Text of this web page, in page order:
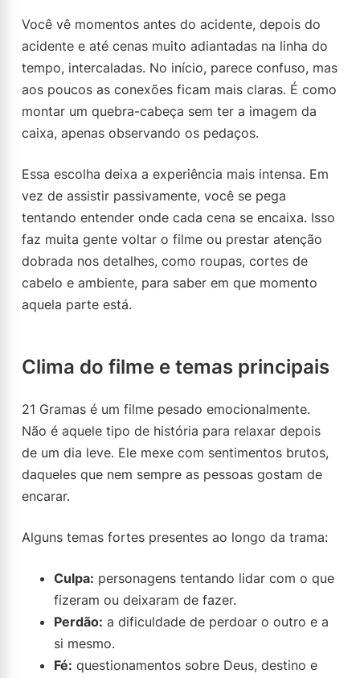
Você vê momentos antes do acidente, depois do
acidente e até cenas muito adiantadas na linha do
tempo, intercaladas. No início, parece confuso, mas
aos poucos as conexões ficam mais claras. É como
montar um quebra-cabeça sem ter a imagem da
caixa, apenas observando os pedaços.
Essa escolha deixa a experiência mais intensa. Em
vez de assistir passivamente, você se pega
tentando entender onde cada cena se encaixa. Isso
faz muita gente voltar o filme ou prestar atenção
dobrada nos detalhes, como roupas, cortes de
cabelo e ambiente, para saber em que momento
aquela parte está.
Clima do filme e temas principais
21 Gramas é um filme pesado emocionalmente.
Não é aquele tipo de história para relaxar depois
de um dia leve. Ele mexe com sentimentos brutos,
daqueles que nem sempre as pessoas gostam de
encarar.
Alguns temas fortes presentes ao longo da trama:
Culpa: personagens tentando lidar com o que
fizeram ou deixaram de fazer.
Perdão: a dificuldade de perdoar o outro e a
si mesmo.
Fé: questionamentos sobre Deus, destino e